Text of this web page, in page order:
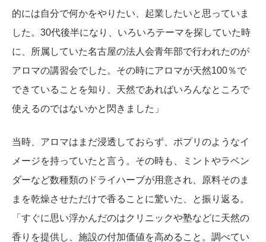
的には自分で何かをやりたい、起業したいと思っていま
した。30代後半になり、いろいろテーマを探していた時
に、所属していた名古屋の法人会青年部で行われたのが
アロマの講習会でした。その時にアロマが天然100％で
できていることを知り、天然であればいろんなところで
使えるのではないかと閃きました」
当時、アロマはまだ浸透しておらず、ポプリのようなイ
メージを持っていたと言う。その時も、ミントやラベン
ダーなど数種類のドライハーブが用意され、原料そのま
まを乾燥させただけで香ることに驚いた、と振り返る。
「すぐに思い浮かんだのはクリニックや塾などに天然の
香りを提供し、施設の付加価値を高めること。調べてい